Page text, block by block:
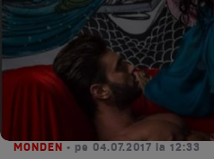
MONDEN • pe 04.07.2017 la 12:33